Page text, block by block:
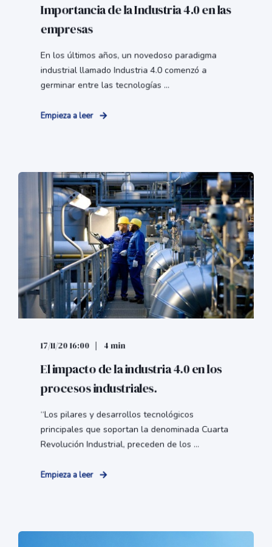
Importancia de la Industria 4.0 en las
empresas
En los últimos años, un novedoso paradigma
industrial llamado Industria 4.0 comenzó a
germinar entre las tecnologías ...
Empieza a leer
17/11/20 16:00 4 min
El impacto de la industria 4.0 en los
procesos industriales.
“Los pilares y desarrollos tecnológicos
principales que soportan la denominada Cuarta
Revolución Industrial, preceden de los ...
Empieza a leer